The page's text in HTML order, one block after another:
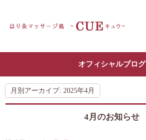
オフィシャルブログ
月別アーカイブ: 2025年4月
4月のお知らせ